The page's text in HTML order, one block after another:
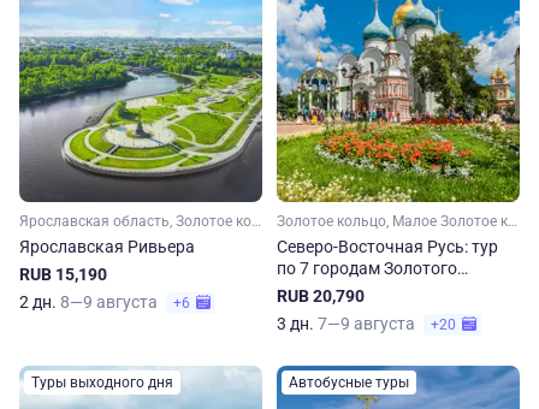
Ярославская область, Золотое кольцо, Малое Золотое кольцо
Ярославская Ривьера
RUB 15,190
2 дн. 8—9 августа +6
Золотое кольцо, Малое Золотое кольцо, Московская область, Владимирская область, Костромская область, Ярославская область, Ивановская область
Северо-Восточная Русь: тур
по 7 городам Золотого
кольца. Весна-осень
RUB 20,790
3 дн. 7—9 августа +20
Туры выходного дня Автобусные туры